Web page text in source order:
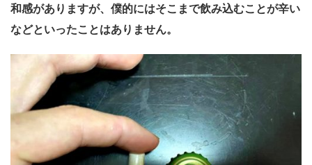
和感がありますが、僕的にはそこまで飲み込むことが辛い
などといったことはありません。